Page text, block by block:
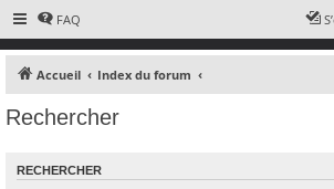
FAQ
Accueil Index du forum
Rechercher
RECHERCHER